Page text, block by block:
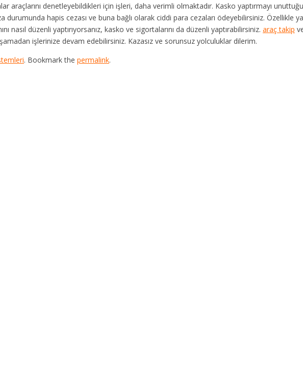
araçlarını denetleyebildikleri için işleri, daha verimli olmaktadır. Kasko yaptırmayı
hapis cezası ve buna bağlı olarak ciddi para cezaları ödeyebilirsiniz. Özellikle
nasıl düzenli yaptırıyorsanız, kasko ve sigortalarını da düzenli yaptırabilirsiniz. araç takip
işlerinize devam edebilirsiniz. Kazasız ve sorunsuz yolculuklar dilerim.
. Bookmark the permalink.